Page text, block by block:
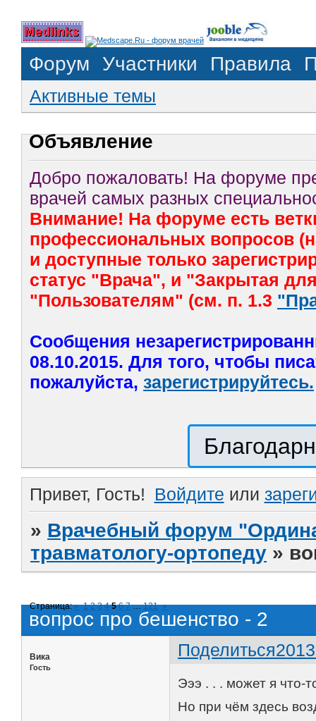
Форум Участники Правила
Активные темы
Объявление
Добро пожаловать! На форуме
врачей самых разных
Внимание! На форуме есть
профессиональных вопросов
и доступные только
статус "Врача", и "Закрытая
"Пользователям" (см. п. 1.3
Сообщения
08.10.2015. Для того, чтобы
пожалуйста, зарегистрируйтесь.
Привет, Гость! Войдите или
» Врачебный форум
травматологу-ортопеду »
вопрос про бешенство - 2
Страница:« 1 2 3 4 5 6 7 … 121 »
Поделиться
Вика
Гость
Эээ . . . может я что-
Но при чём здесь